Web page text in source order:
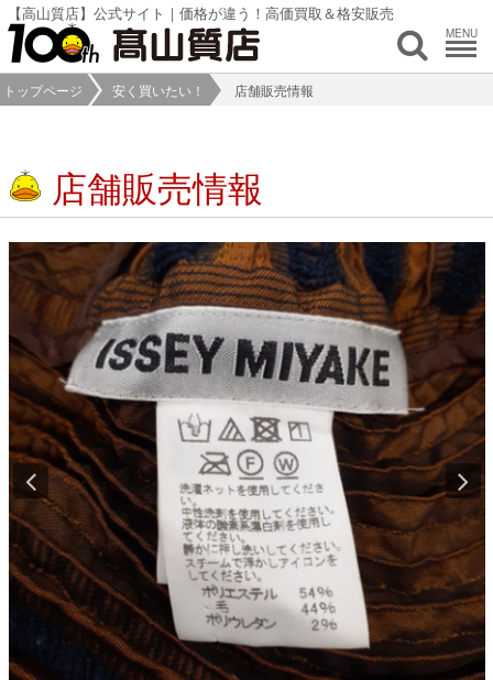
【高山質店】公式サイト｜価格が違う！高価買取＆格安販売
MENU
トップページ 安く買いたい！ 店舗販売情報
店舗販売情報